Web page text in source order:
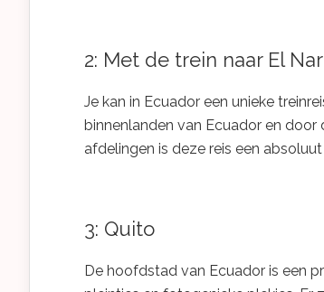
2: Met de trein naar El
Je kan in Ecuador een unieke
binnenlanden van Ecuador en
afdelingen is deze reis een
3: Quito
De hoofdstad van Ecuador is een